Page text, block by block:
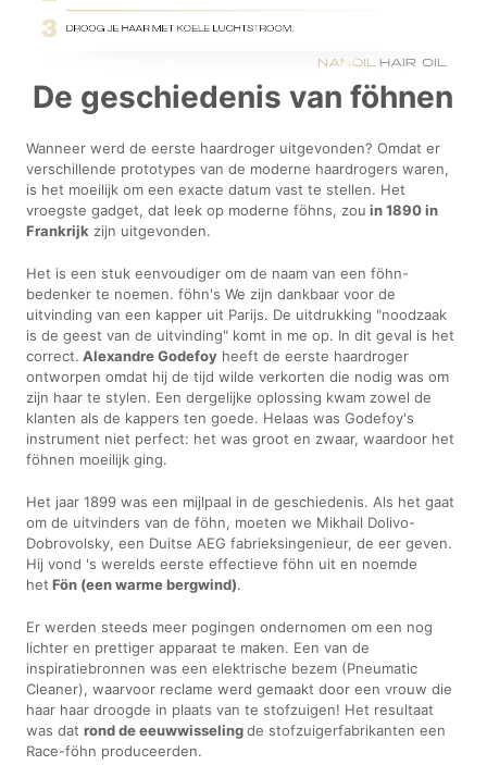
De geschiedenis van föhnen
Wanneer werd de eerste haardroger uitgevonden? Omdat er
verschillende prototypes van de moderne haardrogers waren,
is het moeilijk om een exacte datum vast te stellen. Het
vroegste gadget, dat leek op moderne föhns, zou in 1890 in
Frankrijk zijn uitgevonden.
Het is een stuk eenvoudiger om de naam van een föhn-
bedenker te noemen. föhn's We zijn dankbaar voor de
uitvinding van een kapper uit Parijs. De uitdrukking "noodzaak
is de geest van de uitvinding" komt in me op. In dit geval is het
correct. Alexandre Godefoy heeft de eerste haardroger
ontworpen omdat hij de tijd wilde verkorten die nodig was om
zijn haar te stylen. Een dergelijke oplossing kwam zowel de
klanten als de kappers ten goede. Helaas was Godefoy's
instrument niet perfect: het was groot en zwaar, waardoor het
föhnen moeilijk ging.
Het jaar 1899 was een mijlpaal in de geschiedenis. Als het gaat
om de uitvinders van de föhn, moeten we Mikhail Dolivo-
Dobrovolsky, een Duitse AEG fabrieksingenieur, de eer geven.
Hij vond 's werelds eerste effectieve föhn uit en noemde
het Fön (een warme bergwind).
Er werden steeds meer pogingen ondernomen om een nog
lichter en prettiger apparaat te maken. Een van de
inspiratiebronnen was een elektrische bezem (Pneumatic
Cleaner), waarvoor reclame werd gemaakt door een vrouw die
haar haar droogde in plaats van te stofzuigen! Het resultaat
was datrond de eeuwwisselingde stofzuigerfabrikanten een
Race-föhn produceerden.